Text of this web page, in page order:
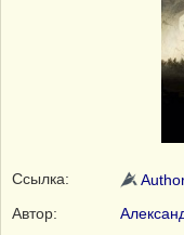
Ссылка:
Автор: